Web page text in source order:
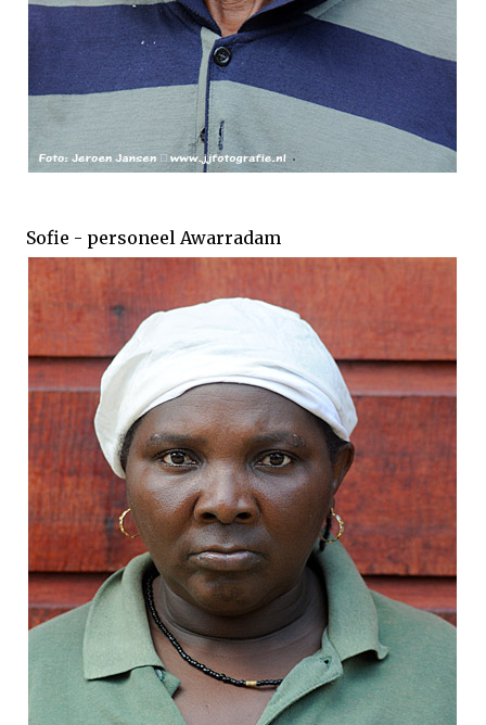
Sofie - personeel Awarradam